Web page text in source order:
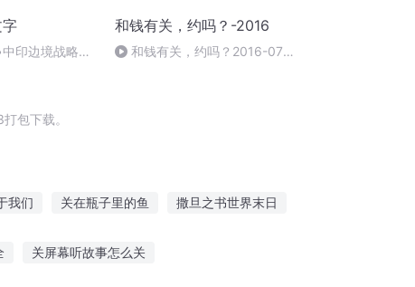
中印边境战略要
和钱有关，约吗？-2016
和钱有关，约吗？2016-07-
包下载。
我们 关在瓶子里的鱼 撒旦之书世界末日
关屏幕听故事怎么关